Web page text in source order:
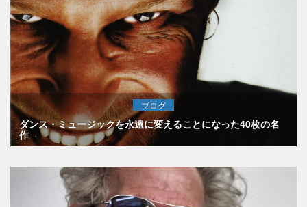
ブログ
ダンス・ミュージックを永遠に変えることになった40枚の名
作